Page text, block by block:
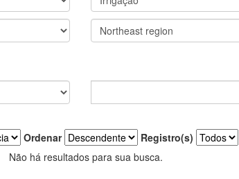
Ordenar
Registro(s)
Não há resultados para sua busca.